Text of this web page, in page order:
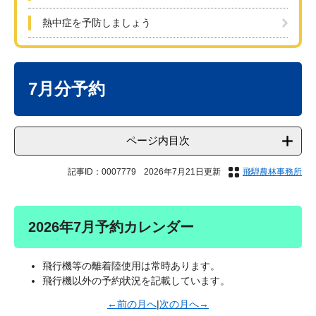
熱中症を予防しましょう
7月分予約
ページ内目次
記事ID：0007779 2026年7月21日更新 飛騨農林事務所
2026年7月予約カレンダー
飛行機等の離着陸使用は常時あります。
飛行機以外の予約状況を記載しています。
←前の月へ|次の月へ→